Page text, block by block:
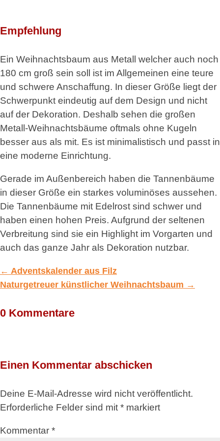
Empfehlung
Ein Weihnachtsbaum aus Metall welcher auch noch
180 cm groß sein soll ist im Allgemeinen eine teure
und schwere Anschaffung. In dieser Größe liegt der
Schwerpunkt eindeutig auf dem Design und nicht
auf der Dekoration. Deshalb sehen die großen
Metall-Weihnachtsbäume oftmals ohne Kugeln
besser aus als mit. Es ist minimalistisch und passt in
eine moderne Einrichtung.
Gerade im Außenbereich haben die Tannenbäume
in dieser Größe ein starkes voluminöses aussehen.
Die Tannenbäume mit Edelrost sind schwer und
haben einen hohen Preis. Aufgrund der seltenen
Verbreitung sind sie ein Highlight im Vorgarten und
auch das ganze Jahr als Dekoration nutzbar.
← Adventskalender aus Filz
Naturgetreuer künstlicher Weihnachtsbaum →
0 Kommentare
Einen Kommentar abschicken
Deine E-Mail-Adresse wird nicht veröffentlicht.
Erforderliche Felder sind mit * markiert
Kommentar *